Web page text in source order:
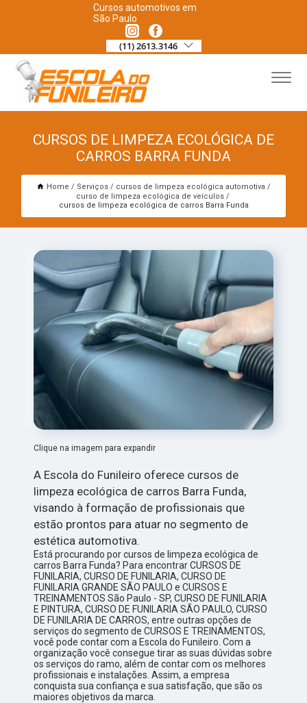
Cursos automotivos em
São Paulo
(11) 2613.3146
CURSOS DE LIMPEZA ECOLÓGICA DE
CARROS BARRA FUNDA
Home Serviços
cursos de limpeza ecológica automotiva
curso de limpeza ecológica de veículos
cursos de limpeza ecológica de carros Barra Funda
Clique na imagem para expandir
A Escola do Funileiro oferece cursos de
limpeza ecológica de carros Barra Funda,
visando à formação de profissionais que
estão prontos para atuar no segmento de
estética automotiva.
Está procurando por cursos de limpeza ecológica de
carros Barra Funda? Para encontrar CURSOS DE
FUNILARIA, CURSO DE FUNILARIA, CURSO DE
FUNILARIA GRANDE SÃO PAULO e CURSOS E
TREINAMENTOS São Paulo - SP, CURSO DE FUNILARIA
E PINTURA, CURSO DE FUNILARIA SÃO PAULO, CURSO
DE FUNILARIA DE CARROS, entre outras opções de
serviços do segmento de CURSOS E TREINAMENTOS,
você pode contar com a Escola do Funileiro. Com a
organização você consegue tirar as suas dúvidas sobre
os serviços do ramo, além de contar com os melhores
profissionais e instalações. Assim, a empresa
conquista sua confiança e sua satisfação, que são os
maiores objetivos da marca.